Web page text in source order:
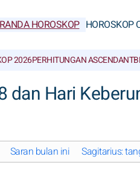
HOROSKOP HOROSKOP
2026PERHITUNGAN ASCENDANT
dan Hari
Saran bulan ini Sagitarius: